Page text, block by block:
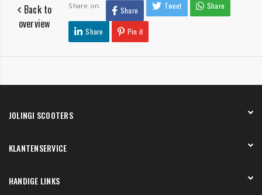
Back to
overview
Share on: Share Tweet Share
Share Pin it
JOLINGI SCOOTERS
Onze showroom
KLANTENSERVICE
Verzending en bezorging
HANDIGE LINKS